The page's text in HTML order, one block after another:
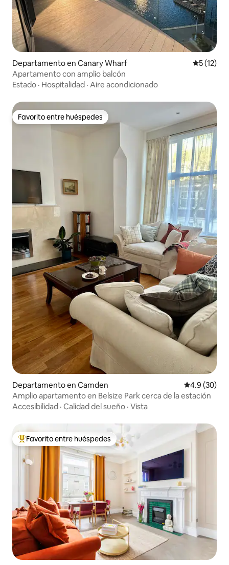
Departamento en Canary Wharf
5 (12)
Apartamento con amplio balcón
Estado · Hospitalidad · Aire acondicionado
Favorito entre huéspedes
Favorito entre huéspedes
Departamento en Camden Calificación
4.9 (30)
Amplio apartamento en Belsize Park cerca de la estación
Accesibilidad · Calidad del sueño · Vista
De los mejores en Favorito entre huéspedes
Favorito entre huéspedes